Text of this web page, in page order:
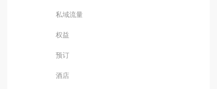
私域流量
权益
预订
酒店